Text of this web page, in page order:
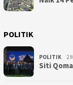
POLITIK
POLITIK 2
Siti